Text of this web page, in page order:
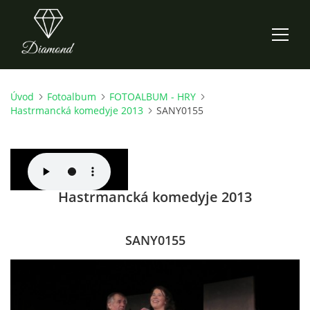
ÚVOD
O NÁS
Úvod Fotoalbum
FOTOALBUM - HRY
Hastrmancká komedyje 2013
SANY0155
Hastrmancká komedyje 2013
SANY0155